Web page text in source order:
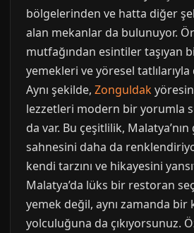
bölgelerinden ve hatta diğer
alan mekanlar da bulunuyor.
mutfağından esintiler taşıyan
yemekleri ve yöresel
Aynı şekilde, Zonguldak
lezzetleri modern bir yorumla
da var. Bu çeşitlilik,
sahnesini daha da
kendi tarzını ve hikayesini
Malatya’da lüks bir restoran
yemek değil, aynı zamanda bir
yolculuğuna da çıkıyorsunuz.